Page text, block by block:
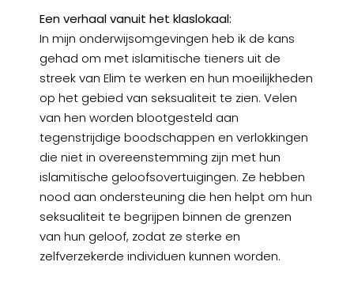
Een verhaal vanuit het klaslokaal:
In mijn onderwijsomgevingen heb ik de kans
gehad om met islamitische tieners uit de
streek van Elim te werken en hun moeilijkheden
op het gebied van seksualiteit te zien. Velen
van hen worden blootgesteld aan
tegenstrijdige boodschappen en verlokkingen
die niet in overeenstemming zijn met hun
islamitische geloofsovertuigingen. Ze hebben
nood aan ondersteuning die hen helpt om hun
seksualiteit te begrijpen binnen de grenzen
van hun geloof, zodat ze sterke en
zelfverzekerde individuen kunnen worden.